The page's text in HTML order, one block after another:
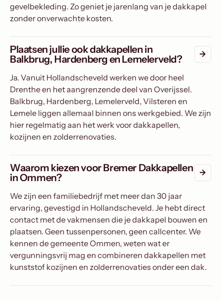
gevelbekleding. Zo geniet je jarenlang van je dakkapel
zonder onverwachte kosten.
Plaatsen jullie ook dakkapellen in
Balkbrug, Hardenberg en Lemelerveld?
Ja. Vanuit Hollandscheveld werken we door heel
Drenthe en het aangrenzende deel van Overijssel.
Balkbrug, Hardenberg, Lemelerveld, Vilsteren en
Lemele liggen allemaal binnen ons werkgebied. We zijn
hier regelmatig aan het werk voor dakkapellen,
kozijnen en zolderrenovaties.
Waarom kiezen voor Bremer Dakkapellen
in Ommen?
We zijn een familiebedrijf met meer dan 30 jaar
ervaring, gevestigd in Hollandscheveld. Je hebt direct
contact met de vakmensen die je dakkapel bouwen en
plaatsen. Geen tussenpersonen, geen callcenter. We
kennen de gemeente Ommen, weten wat er
vergunningsvrij mag en combineren dakkapellen met
kunststof kozijnen en zolderrenovaties onder een dak.